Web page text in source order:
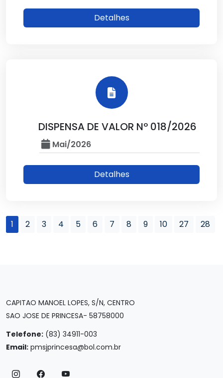
Detalhes
DISPENSA DE VALOR Nº 018/2026
Mai/2026
Detalhes
1 2 3 4 5 6 7 8 9 10 27 28
CAPITAO MANOEL LOPES, S/N, CENTRO
SAO JOSE DE PRINCESA- 58758000
Telefone: (83) 34911-003
Email: pmsjprincesa@bol.com.br